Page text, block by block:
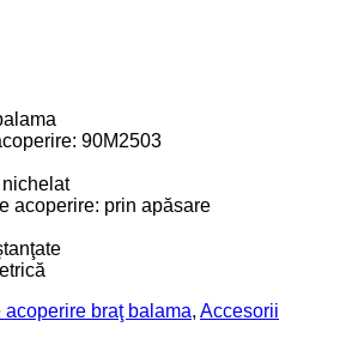
90M2503
acoperire: prin apăsare
acoperire braţ balama, Accesorii